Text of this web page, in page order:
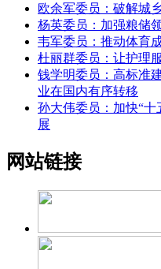
欧余军委员：破解城
杨英委员：加强粮储
韦军委员：推动体育
杜丽群委员：让护理
钱学明委员：高标准
业在国内有序转移
孙大伟委员：加快“
展
网站链接